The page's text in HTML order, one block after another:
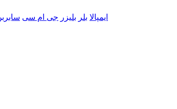
ایمپالا بلر بلیزر جی ام سی